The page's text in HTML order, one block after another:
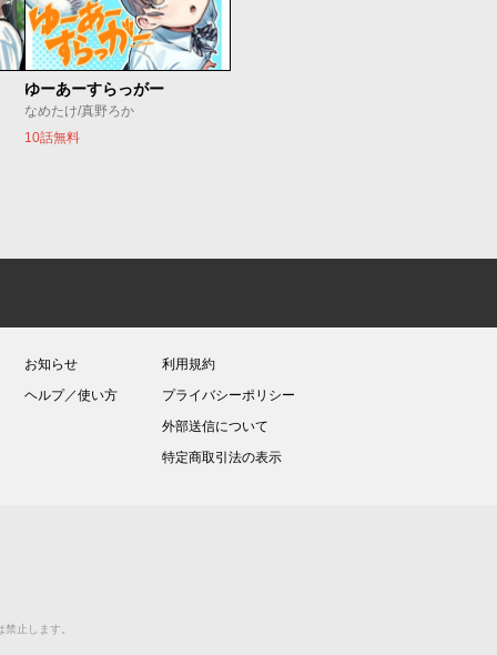
ゆーあーすらっがー
なめたけ/真野ろか
10話無料
お知らせ
ヘルプ／使い方
利用規約
プライバシーポリシー
外部送信について
特定商取引法の表示
止します。